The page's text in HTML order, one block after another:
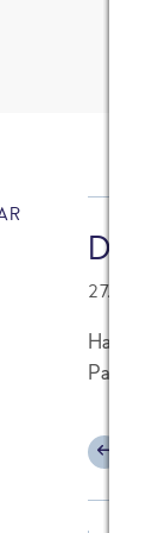
Hallo!
Paella?